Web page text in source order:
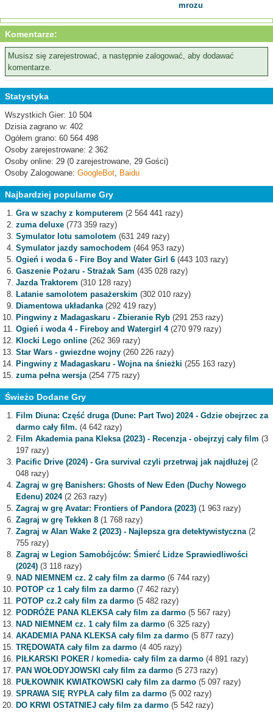
mrozu
Komentarze:
Musisz się zarejestrować, a następnie zalogować, aby dodawać
komentarze.
Statystyka
Wszystkich Gier: 10 504
Dzisia zagrano w: 402
Ogółem grano: 60 564 498
Osoby zarejestrowane: 2 362
Osoby online: 29 (0 zarejestrowane, 29 Gości)
Osoby Zalogowane: GoogleBot, Baidu
Najbardziej popularne Gry
Gra w szachy z komputerem (2 564 441 razy)
zuma deluxe (773 359 razy)
Symulator lotu samolotem (631 249 razy)
Symulator jazdy samochodem (464 953 razy)
Ogień i woda 6 - Fire Boy and Water Girl 6 (443 103 razy)
Gaszenie Pożaru - Strażak Sam (435 028 razy)
Jazda Traktorem (310 128 razy)
Latanie samolotem pasażerskim (302 010 razy)
Diamentowa układanka(292 419 razy)
Pingwiny z Madagaskaru - Zbieranie Ryb (291 253 razy)
Ogień i woda 4 - Fireboy and Watergirl 4(270 979 razy)
Klocki Lego online (262 369 razy)
Star Wars - gwiezdne wojny (260 226 razy)
Pingwiny z Madagaskaru - Wojna na śnieżki (255 163 razy)
zuma pełna wersja(254 775 razy)
Świeżo Dodane Gry
Film Diuna: Część druga (Dune: Part Two) 2024 - Gdzie obejrzec za
darmo cały film. (4 642 razy)
Film Akademia pana Kleksa (2023) - Recenzja - obejrzyj cały film (3
197 razy)
Pacific Drive (2024) - Gra survival czyli przetrwaj jak najdłużej (2
048 razy)
Zagraj w grę Banishers: Ghosts of New Eden (Duchy Nowego
Edenu) 2024(2 263 razy)
Zagraj w grę Avatar: Frontiers of Pandora (2023) (1 963 razy)
Zagraj w grę Tekken 8 (1 768 razy)
Zagraj w Alan Wake 2 (2023) - Najlepsza gra detektywistyczna(2
755 razy)
Zagraj w Legion Samobójców: Śmierć Lidze Sprawiedliwości
(2024) (3 118 razy)
NAD NIEMNEM cz. 2 cały film za darmo (6 744 razy)
POTOP cz 1 cały film za darmo (7 462 razy)
POTOP cz.2 cały film za darmo (5 482 razy)
PODRÓŻE PANA KLEKSA cały film za darmo (5 567 razy)
NAD NIEMNEM cz. 1 cały film za darmo (6 325 razy)
AKADEMIA PANA KLEKSA cały film za darmo (5 877 razy)
TRĘDOWATA cały film za darmo (4 405 razy)
PIŁKARSKI POKER / komedia- cały film za darmo (4 891 razy)
PAN WOŁODYJOWSKI cały film za darmo (5 273 razy)
PUŁKOWNIK KWIATKOWSKI cały film za darmo (5 097 razy)
SPRAWA SIĘ RYPŁA cały film za darmo (5 002 razy)
DO KRWI OSTATNIEJ cały film za darmo (5 542 razy)